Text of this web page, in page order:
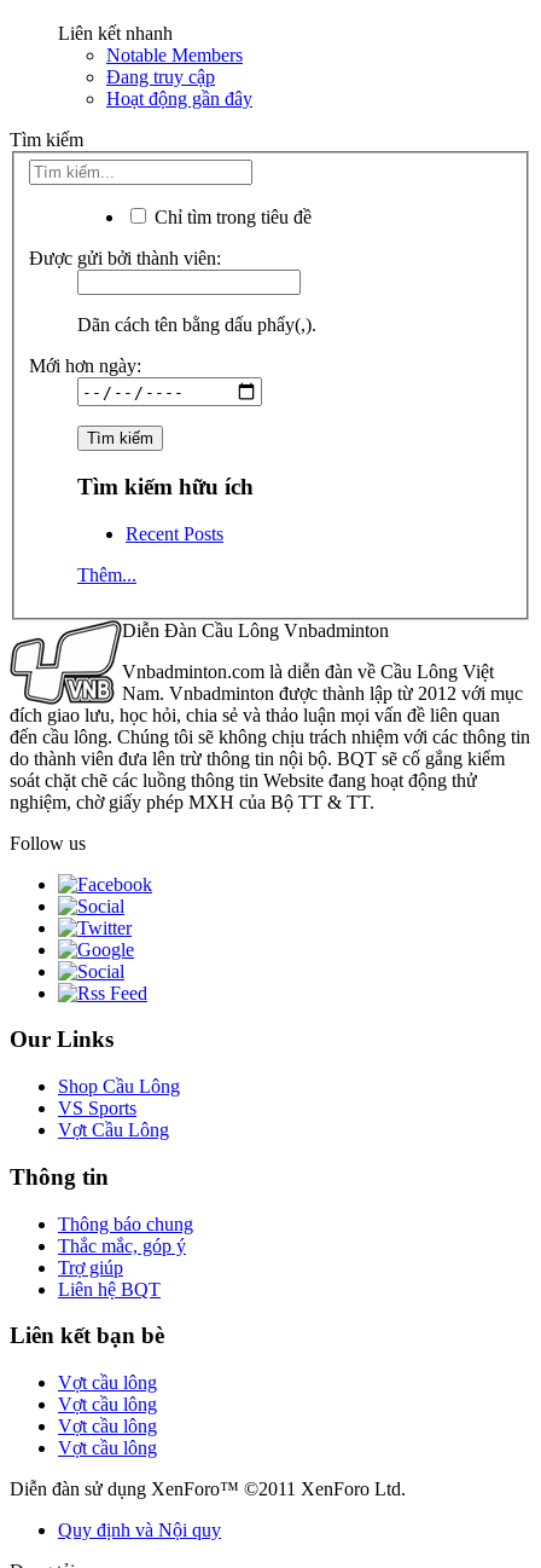
Liên kết nhanh
Notable Members
Đang truy cập
Hoạt động gần đây
Tìm kiếm
Chỉ tìm trong tiêu đề
Được gửi bởi thành viên:
Dãn cách tên bằng dấu phẩy(,).
Mới hơn ngày:
Tìm kiếm hữu ích
Recent Posts
Thêm...
Diễn Đàn Cầu Lông Vnbadminton
Vnbadminton.com là diễn đàn về Cầu Lông Việt
Nam. Vnbadminton được thành lập từ 2012 với mục
đích giao lưu, học hỏi, chia sẻ và thảo luận mọi vấn đề liên quan
đến cầu lông. Chúng tôi sẽ không chịu trách nhiệm với các thông tin
do thành viên đưa lên trừ thông tin nội bộ. BQT sẽ cố gắng kiểm
soát chặt chẽ các luồng thông tin Website đang hoạt động thử
nghiệm, chờ giấy phép MXH của Bộ TT & TT.
Follow us
Our Links
Shop Cầu Lông
VS Sports
Vợt Cầu Lông
Thông tin
Thông báo chung
Thắc mắc, góp ý
Trợ giúp
Liên hệ BQT
Liên kết bạn bè
Vợt cầu lông
Vợt cầu lông
Vợt cầu lông
Vợt cầu lông
Diễn đàn sử dụng XenForo™ ©2011 XenForo Ltd.
Quy định và Nội quy